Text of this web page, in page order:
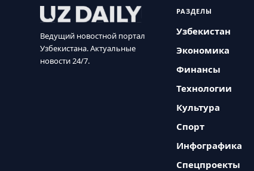
Ведущий новостной портал
Узбекистана. Актуальные
новости 24/7.
РАЗДЕЛЫ
Узбекистан
Экономика
Финансы
Технологии
Культура
Спорт
Инфографика
Спецпроекты